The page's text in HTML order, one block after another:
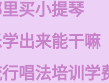
买小提琴
出来能干嘛
唱法培训学